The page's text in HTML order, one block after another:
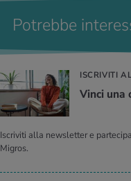
Potrebbe
ISCRIVITI
Vinci una
Iscriviti alla newsletter e
Migros.